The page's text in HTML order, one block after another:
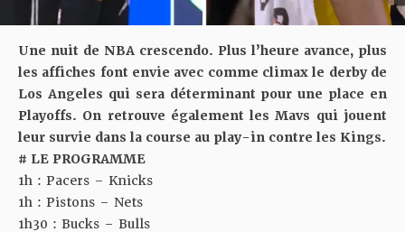
Une nuit de NBA crescendo. Plus l’heure avance, plus
les affiches font envie avec comme climax le derby de
Los Angeles qui sera déterminant pour une place en
Playoffs. On retrouve également les Mavs qui jouent
leur survie dans la course au play-in contre les Kings.
# LE PROGRAMME
1h : Pacers – Knicks
1h : Pistons – Nets
1h30 : Bucks – Bulls